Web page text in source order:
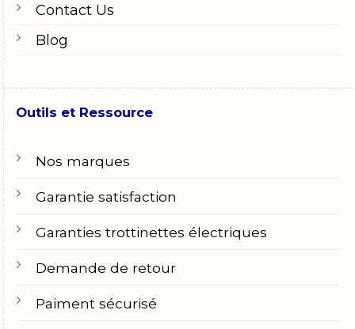
Contact Us
Blog
Outils et Ressource
Nos marques
Garantie satisfaction
Garanties trottinettes électriques
Demande de retour
Paiment sécurisé